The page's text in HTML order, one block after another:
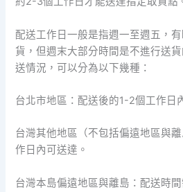
配送工作日一般是指週一至週五，
貨，但週末大部分時間是不進行送
送情況，可以分為以下幾種：
台北市地區：配送後的1-2個工作日
台灣其他地區（不包括偏遠地區與
作日內可送達。
台灣本島偏遠地區與離島：配送時